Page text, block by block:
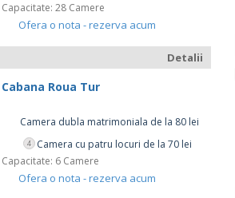
Capacitate: 28 Camere
Ofera o nota - rezerva acum
Detalii
Cabana Roua Tur
Camera dubla matrimoniala de la 80 lei
4
Camera cu patru locuri de la 70 lei
Capacitate: 6 Camere
Ofera o nota - rezerva acum